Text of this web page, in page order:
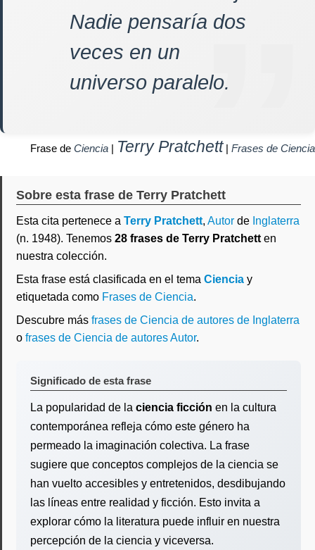
Nadie pensaría dos
veces en un
universo paralelo.
Frase de Ciencia | Terry Pratchett| Frases de Ciencia
Sobre esta frase de Terry Pratchett
Esta cita pertenece a Terry Pratchett, Autor de Inglaterra
(n. 1948). Tenemos 28 frases de Terry Pratchett en
nuestra colección.
Esta frase está clasificada en el tema Ciencia y
etiquetada como Frases de Ciencia.
Descubre más frases de Ciencia de autores de Inglaterra
o frases de Ciencia de autores Autor.
Significado de esta frase
La popularidad de la ciencia ficción en la cultura
contemporánea refleja cómo este género ha
permeado la imaginación colectiva. La frase
sugiere que conceptos complejos de la ciencia se
han vuelto accesibles y entretenidos, desdibujando
las líneas entre realidad y ficción. Esto invita a
explorar cómo la literatura puede influir en nuestra
percepción de la ciencia y viceversa.